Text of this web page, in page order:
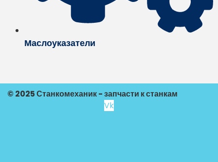
Маслоуказатели
© 2025 Станкомеханик - запчасти к станкам
Vk